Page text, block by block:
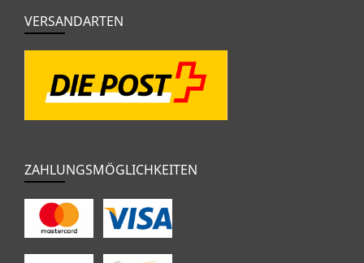
VERSANDARTEN
ZAHLUNGSMÖGLICHKEITEN